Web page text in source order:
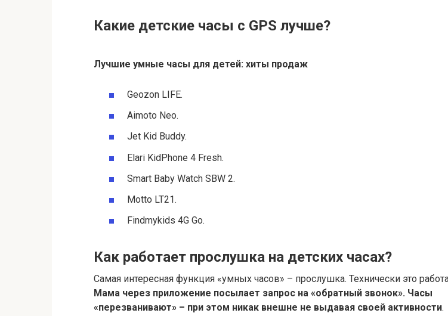
Какие детские часы с GPS лучше?
Лучшие умные часы для детей: хиты продаж
Geozon LIFE.
Aimoto Neo.
Jet Kid Buddy.
Elari KidPhone 4 Fresh.
Smart Baby Watch SBW 2.
Motto LT21.
Findmykids 4G Go.
Как работает прослушка на детских часах?
Самая интересная функция «умных часов» – прослушка. Технически это
Мама через приложение посылает запрос на «обратный звонок». Часы
«перезванивают» – при этом никак внешне не выдавая своей активности.